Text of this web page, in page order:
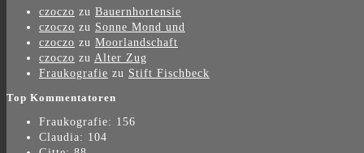
czoczo zu Bauernhortensie
czoczo zu Sonne Mond und
czoczo zu Moorlandschaft
czoczo zu Alter Zug
Fraukografie zu Stift Fischbeck
Top Kommentatoren
Fraukografie: 156
Claudia: 104